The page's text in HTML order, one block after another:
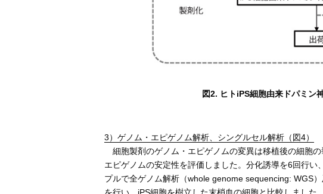
図2. ヒトiPS細胞由来ドパミン
3）ゲノム・エピゲノム解析、シングルセル解析（図4）
細胞製剤のゲノム・エピゲノムの変異は移植後の細胞
エピゲノムの安定性を評価しました。分化誘導を6回行
プルで全ゲノム解析（whole genome sequencing: WGS
を行い、iPS細胞を樹立した末梢血の細胞と比較しました。